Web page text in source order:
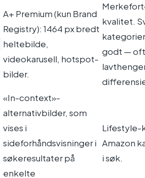
A+ Premium (kun Brand
Registry): 1464 px bredt
heltebilde,
videokarusell, hotspot-
bilder.
kvalitet.
godt —
«In-context»-
alternativbilder, som
vises i
sideforhåndsvisninger i
søkeresultater på
enkelte
Lifestyle-
Amazon
i søk.